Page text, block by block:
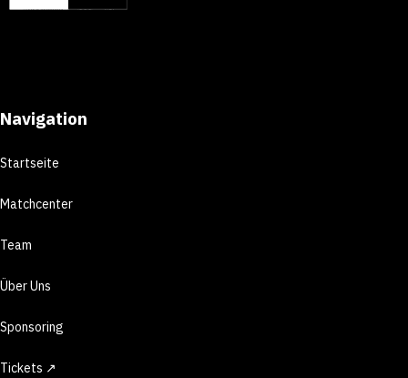
Navigation
Startseite
Matchcenter
Team
Über Uns
Sponsoring
Tickets ↗